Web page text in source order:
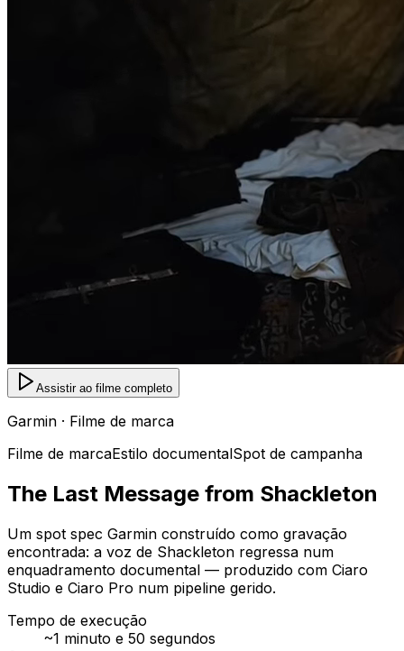
Assistir ao filme completo
Garmin · Filme de marca
Filme de marcaEstilo documentalSpot de campanha
The Last Message from Shackleton
Um spot spec Garmin construído como gravação
encontrada: a voz de Shackleton regressa num
enquadramento documental — produzido com Ciaro
Studio e Ciaro Pro num pipeline gerido.
Tempo de execução
~1 minuto e 50 segundos